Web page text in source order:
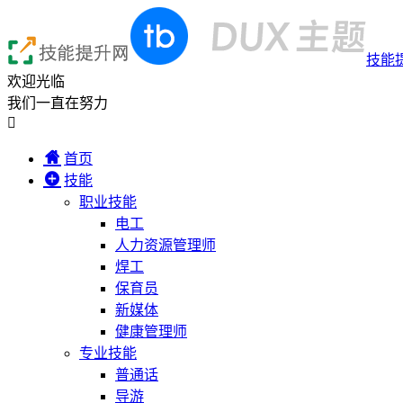
技能
欢迎光临
我们一直在努力

首页
技能
职业技能
电工
人力资源管理师
焊工
保育员
新媒体
健康管理师
专业技能
普通话
导游